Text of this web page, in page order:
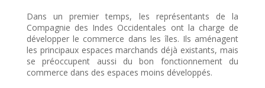
Dans un premier temps, les représentants de la
Compagnie des Indes Occidentales ont la charge de
développer le commerce dans les îles. Ils aménagent
les principaux espaces marchands déjà existants, mais
se préoccupent aussi du bon fonctionnement du
commerce dans des espaces moins développés.